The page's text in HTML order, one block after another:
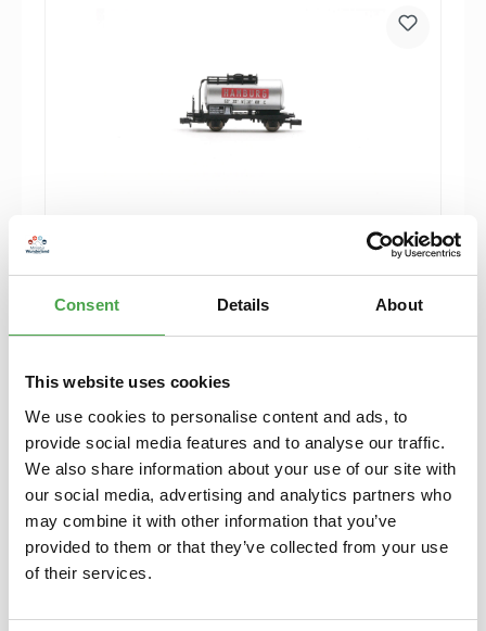
Consent Details About
This website uses cookies
We use cookies to personalise content and ads, to
provide social media features and to analyse our traffic.
We also share information about your use of our site with
our social media, advertising and analytics partners who
may combine it with other information that you’ve
provided to them or that they’ve collected from your use
of their services.
Sonderwagen Spur N Kesselwagen 2025 -
26,90 €*
Preise inkl. MwSt. zzgl. Versandkosten